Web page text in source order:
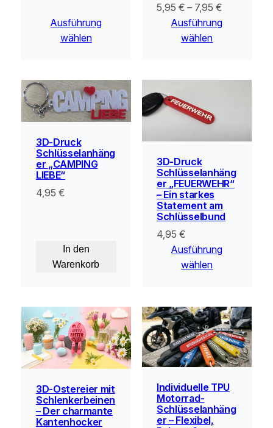
Ausführung
wählen
5,95€ – 7,95€
Ausführung
wählen
3D-Druck
Schlüsselanhäng
er „CAMPING
LIEBE“
4,95 €
In den
Warenkorb
3D-Druck
Schlüsselanhäng
er „FEUERWEHR“
– Ein starkes
Statement am
Schlüsselbund
4,95€
Ausführung
wählen
3D-Ostereier mit
Schlenkerbeinen
– Der charmante
Kantenhocker
Individuelle TPU
Motorrad-
Schlüsselanhäng
er – Flexibel,